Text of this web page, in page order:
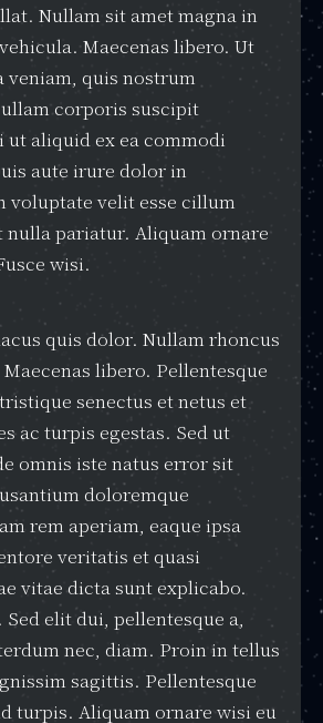
Nullam sit amet magna in
Maecenas libero. Ut
veniam, quis nostrum
corporis suscipit
ut aliquid ex ea commodi
aute irure dolor in
voluptate velit esse cillum
nulla pariatur. Aliquam ornare
wisi.
quis dolor. Nullam rhoncus
libero. Pellentesque
senectus et netus et
ac turpis egestas. Sed ut
omnis iste natus error sit
doloremque
rem aperiam, eaque ipsa
veritatis et quasi
vitae dicta sunt explicabo.
elit dui, pellentesque a,
nec, diam. Proin in tellus
sagittis. Pellentesque
turpis. Aliquam ornare wisi eu